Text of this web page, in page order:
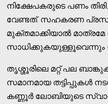
നിക്ഷേപകരുടെ പണം
വേണ്ടത്. സഹകരണ
മുക്തമാക്കിയാല്‍ മാത്രമേ
തൃശ്ശൂരിലെ മറ്റ് പല
സമാനമായ തട്ടിപ്പുകള്‍
കണ്ണൂര്‍ ലോബിയുടെ